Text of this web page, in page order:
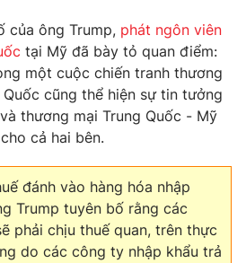
Podcast
Infographic
Shorts video
VTV Thể thao
của ông Trump, phát ngôn viên
tại Mỹ đã bày tỏ quan điểm:
một cuộc chiến tranh thương
cũng thể hiện sự tin tưởng
thương mại Trung Quốc - Mỹ
cả hai bên.
đánh vào hàng hóa nhập
Trump tuyên bố rằng các
phải chịu thuế quan, trên thực
do các công ty nhập khẩu trả